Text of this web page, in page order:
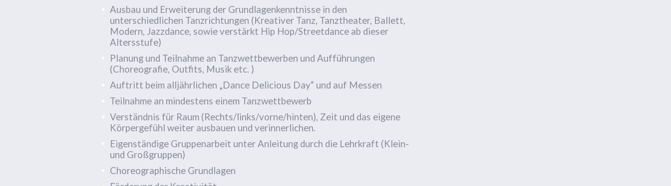
Ausbau und Erweiterung der Grundlagenkenntnisse in den
unterschiedlichen Tanzrichtungen (Kreativer Tanz, Tanztheater, Ballett,
Modern, Jazzdance, sowie verstärkt Hip Hop/Streetdance ab dieser
Altersstufe)
Planung und Teilnahme an Tanzwettbewerben und Aufführungen
(Choreografie, Outfits, Musik etc. )
Auftritt beim alljährlichen „Dance Delicious Day“ und auf Messen
Teilnahme an mindestens einem Tanzwettbewerb
Verständnis für Raum (Rechts/links/vorne/hinten), Zeit und das eigene
Körpergefühl weiter ausbauen und verinnerlichen.
Eigenständige Gruppenarbeit unter Anleitung durch die Lehrkraft (Klein-
und Großgruppen)
Choreographische Grundlagen